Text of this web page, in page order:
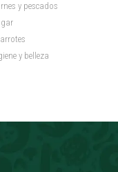
y pescados
y belleza